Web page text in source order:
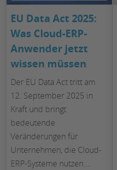
EU Data Act 2025:
Was Cloud-ERP-
Anwender jetzt
wissen müssen
Der EU Data Act tritt am
12. September 2025 in
Kraft und bringt
bedeutende
Veränderungen für
Unternehmen, die Cloud-
ERP-Systeme nutzen.…